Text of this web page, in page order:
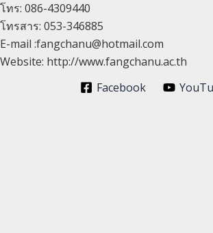
โทร: 086-4309440
โทรสาร: 053-346885
E-mail :fangchanu@hotmail.com
Website: http://www.fangchanu.ac.th
Facebook